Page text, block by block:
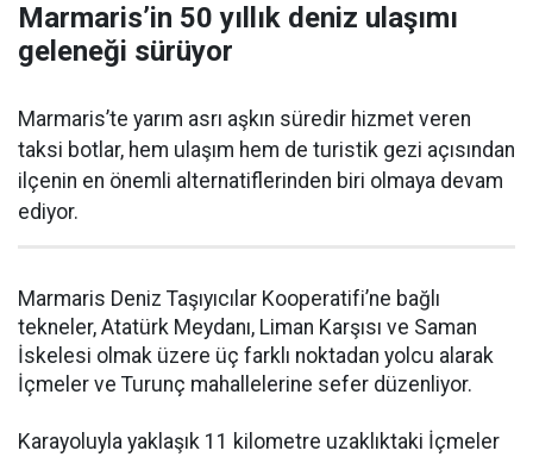
Marmaris’in 50 yıllık deniz ulaşımı
geleneği sürüyor
Marmaris’te yarım asrı aşkın süredir hizmet veren
taksi botlar, hem ulaşım hem de turistik gezi açısından
ilçenin en önemli alternatiflerinden biri olmaya devam
ediyor.
Marmaris Deniz Taşıyıcılar Kooperatifi’ne bağlı
tekneler, Atatürk Meydanı, Liman Karşısı ve Saman
İskelesi olmak üzere üç farklı noktadan yolcu alarak
İçmeler ve Turunç mahallelerine sefer düzenliyor.
Karayoluyla yaklaşık 11 kilometre uzaklıktaki İçmeler